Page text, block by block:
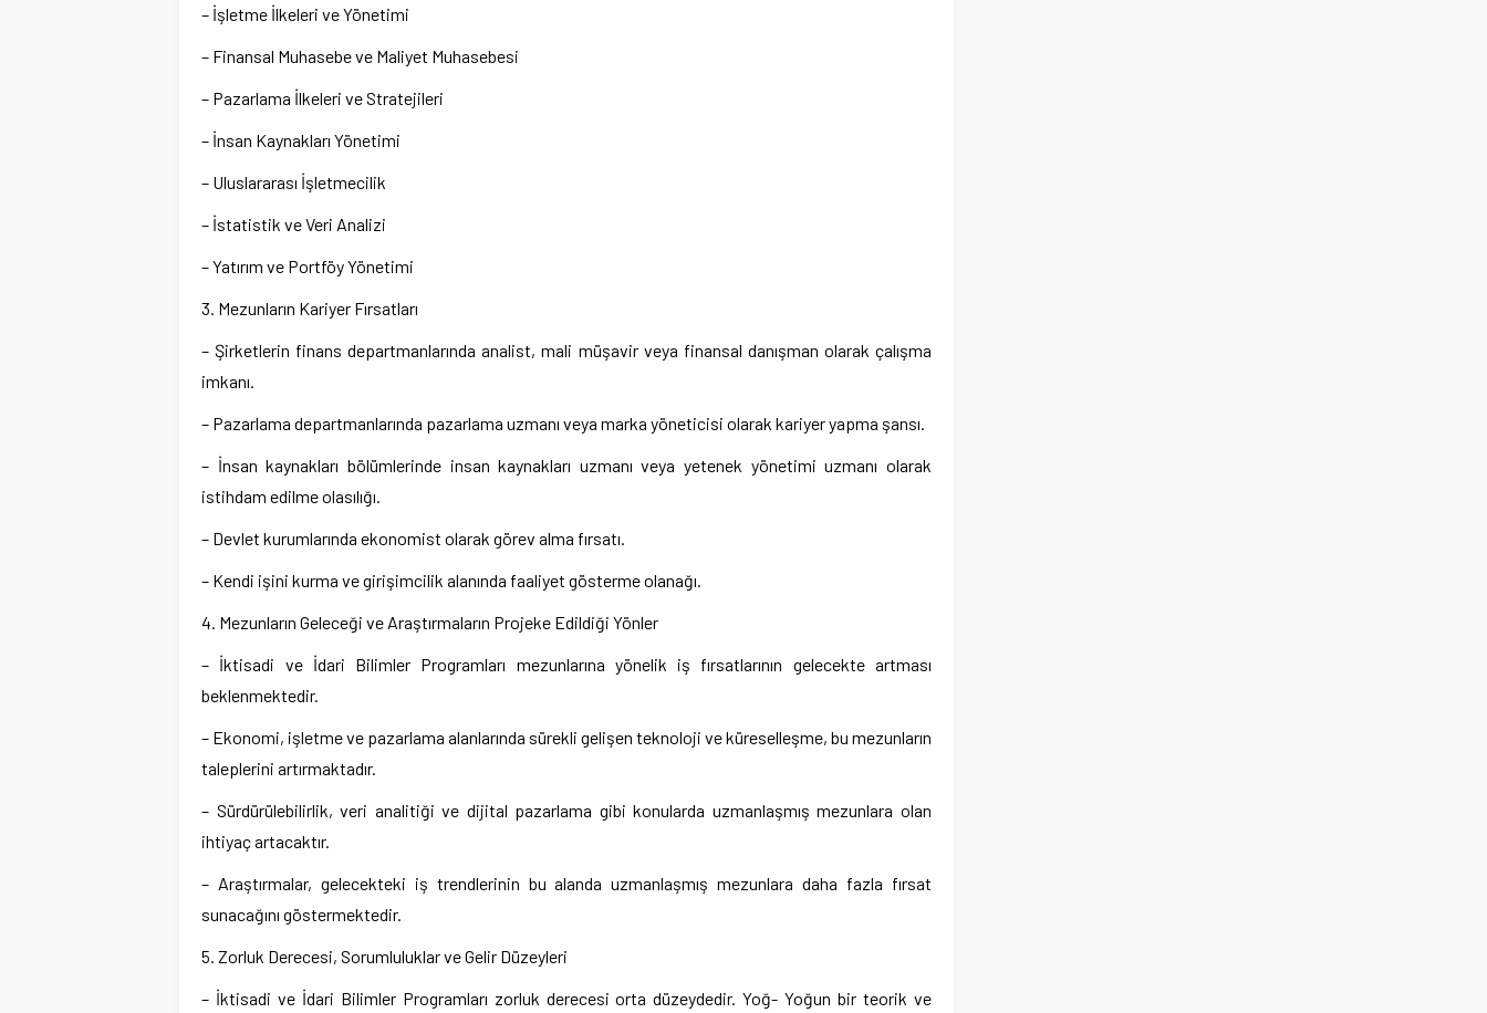
– İşletme İlkeleri ve Yönetimi
– Finansal Muhasebe ve Maliyet Muhasebesi
– Pazarlama İlkeleri ve Stratejileri
– İnsan Kaynakları Yönetimi
– Uluslararası İşletmecilik
– İstatistik ve Veri Analizi
– Yatırım ve Portföy Yönetimi
3. Mezunların Kariyer Fırsatları
– Şirketlerin finans departmanlarında analist, mali müşavir veya finansal danışman olarak çalışma
imkanı.
– Pazarlama departmanlarında pazarlama uzmanı veya marka yöneticisi olarak kariyer yapma şansı.
– İnsan kaynakları bölümlerinde insan kaynakları uzmanı veya yetenek yönetimi uzmanı olarak
istihdam edilme olasılığı.
– Devlet kurumlarında ekonomist olarak görev alma fırsatı.
– Kendi işini kurma ve girişimcilik alanında faaliyet gösterme olanağı.
4. Mezunların Geleceği ve Araştırmaların Projeke Edildiği Yönler
– İktisadi ve İdari Bilimler Programları mezunlarına yönelik iş fırsatlarının gelecekte artması
beklenmektedir.
– Ekonomi, işletme ve pazarlama alanlarında sürekli gelişen teknoloji ve küreselleşme, bu mezunların
taleplerini artırmaktadır.
– Sürdürülebilirlik, veri analitiği ve dijital pazarlama gibi konularda uzmanlaşmış mezunlara olan
ihtiyaç artacaktır.
– Araştırmalar, gelecekteki iş trendlerinin bu alanda uzmanlaşmış mezunlara daha fazla fırsat
sunacağını göstermektedir.
5. Zorluk Derecesi, Sorumluluklar ve Gelir Düzeyleri
– İktisadi ve İdari Bilimler Programları zorluk derecesi orta düzeydedir. Yoğ- Yoğun bir teorik ve